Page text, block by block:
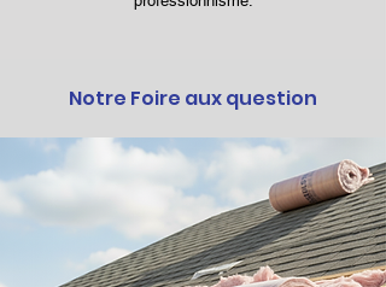
Notre Foire aux question